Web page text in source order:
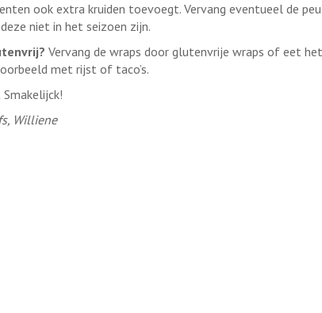
ook extra kruiden toevoegt. Vervang eventueel de
niet in het seizoen zijn.
Vervang de wraps door glutenvrije wraps of eet
met rijst of taco’s.
Smakelijck!
Williene